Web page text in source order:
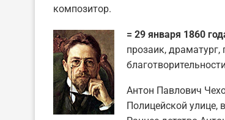
композитор.
= 29 января 1860
прозаик, драматург,
Антон Павлович
Полицейской улице,